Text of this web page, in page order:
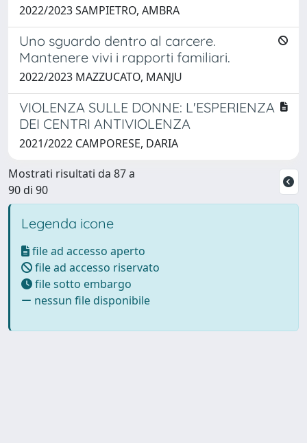
2022/2023 SAMPIETRO, AMBRA
Uno sguardo dentro al carcere.
Mantenere vivi i rapporti familiari.
2022/2023 MAZZUCATO, MANJU
VIOLENZA SULLE DONNE: L'ESPERIENZA
DEI CENTRI ANTIVIOLENZA
2021/2022 CAMPORESE, DARIA
Mostrati risultati da 87 a
90 di 90
Legenda icone
file ad accesso aperto
file ad accesso riservato
file sotto embargo
nessun file disponibile